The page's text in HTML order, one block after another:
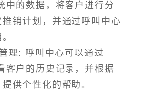
中的数据，将客户进行分
推销计划，并通过呼叫中心
理: 呼叫中心可以通过
客户的历史记录，并根据
供个性化的帮助。